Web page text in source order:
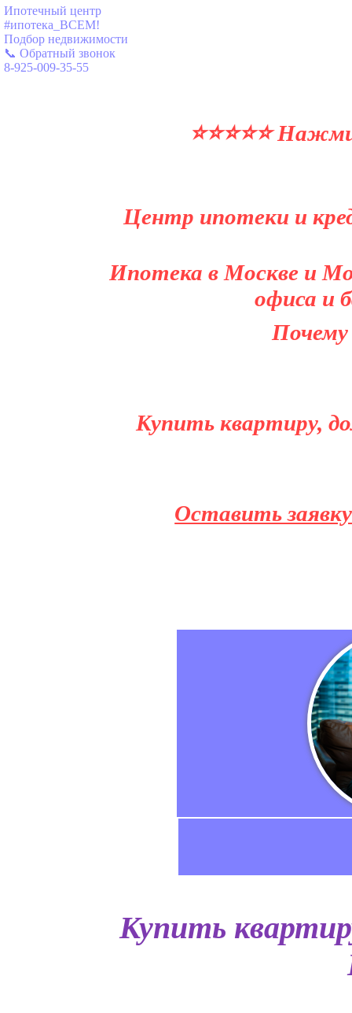
Ипотечный центр
#ипотека_ВСЕМ!
Подбор недвижимости
📞 Обратный звонок
8-925-009-35-55
⭐⭐⭐⭐⭐
Центр ипотеки и
Ипотека в Москве и
офиса и
Купить квартиру,
Оставить
Купить